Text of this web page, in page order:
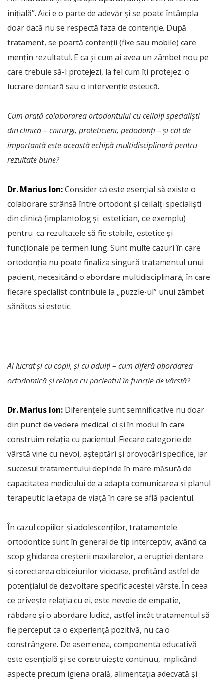
inițială”. Aici e o parte de adevăr și se poate întâmpla
doar dacă nu se respectă faza de contenție. După
tratament, se poartă contenții (fixe sau mobile) care
mențin rezultatul. E ca și cum ai avea un zâmbet nou pe
care trebuie să-l protejezi, la fel cum îți protejezi o
lucrare dentară sau o intervenție estetică.
Cum arată colaborarea ortodontului cu ceilalți specialiști
din clinică – chirurgi, proteticieni, pedodonți – și cât de
importantă este această echipă multidisciplinară pentru
rezultate bune?
Dr. Marius Ion:Consider că este esențial să existe o
colaborare strânsă între ortodont și ceilalți specialiști
din clinică (implantolog și estetician, de exemplu)
pentru ca rezultatele să fie stabile, estetice și
funcționale pe termen lung. Sunt multe cazuri în care
ortodonția nu poate finaliza singură tratamentul unui
pacient, necesitând o abordare multidisciplinară, în care
fiecare specialist contribuie la „puzzle-ul” unui zâmbet
sănătos si estetic.
Ai lucrat și cu copii, și cu adulți – cum diferă abordarea
ortodontică și relația cu pacientul în funcție de vârstă?
Dr. Marius Ion: Diferențele sunt semnificative nu doar
din punct de vedere medical, ci și în modul în care
construim relația cu pacientul. Fiecare categorie de
vârstă vine cu nevoi, așteptări și provocări specifice, iar
succesul tratamentului depinde în mare măsură de
capacitatea medicului de a adapta comunicarea și planul
terapeutic la etapa de viață în care se află pacientul.
În cazul copiilor și adolescenților, tratamentele
ortodontice sunt în general de tip interceptiv, având ca
scop ghidarea creșterii maxilarelor, a erupției dentare
și corectarea obiceiurilor vicioase, profitând astfel de
potențialul de dezvoltare specific acestei vârste. În ceea
ce privește relația cu ei, este nevoie de empatie,
răbdare și o abordare ludică, astfel încât tratamentul să
fie perceput ca o experiență pozitivă, nu ca o
constrângere. De asemenea, componenta educativă
este esențială și se construiește continuu, implicând
aspecte precum igiena orală, alimentația adecvată și